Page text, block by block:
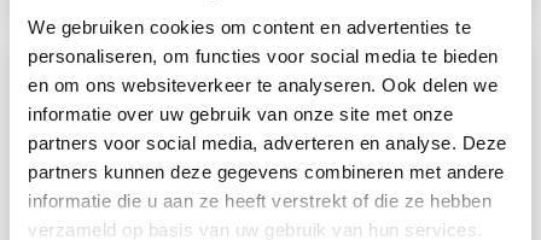
We gebruiken cookies om content en advertenties te
personaliseren, om functies voor social media te bieden
en om ons websiteverkeer te analyseren. Ook delen we
informatie over uw gebruik van onze site met onze
partners voor social media, adverteren en analyse. Deze
partners kunnen deze gegevens combineren met andere
informatie die u aan ze heeft verstrekt of die ze hebben
verzameld op basis van uw gebruik van hun services.
Over attesten
Over attesten
Registers beheren
Over registers